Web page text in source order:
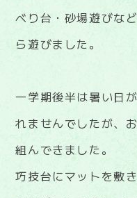
べり台・砂場遊びな
ら遊びました。
一学期後半は暑い日
れませんでしたが、
組んできました。
巧技台にマットを敷